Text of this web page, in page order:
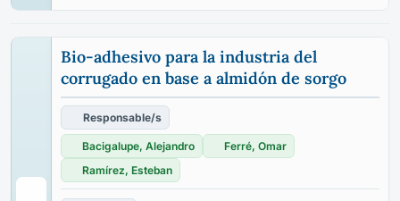
Bio-adhesivo para la industria del
corrugado en base a almidón de sorgo
Responsable/s
Bacigalupe, Alejandro
Ferré, Omar
Ramírez, Esteban